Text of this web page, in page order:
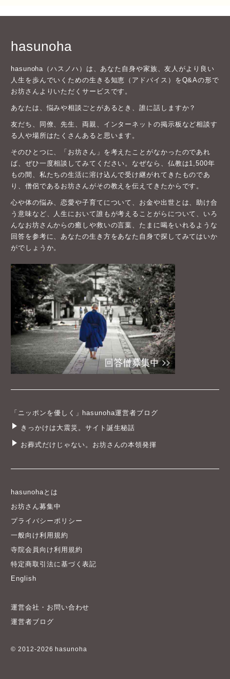
hasunoha
hasunoha（ハスノハ）は、あなた自身や家族、友人がより良い
人生を歩んでいくための生きる知恵（アドバイス）をQ&Aの形で
お坊さんよりいただくサービスです。
あなたは、悩みや相談ごとがあるとき、誰に話しますか？
友だち、同僚、先生、両親、インターネットの掲示板など相談す
る人や場所はたくさんあると思います。
そのひとつに、「お坊さん」を考えたことがなかったのであれ
ば、ぜひ一度相談してみてください。なぜなら、仏教は1,500年
もの間、私たちの生活に溶け込んで受け継がれてきたものであ
り、僧侶であるお坊さんがその教えを伝えてきたからです。
心や体の悩み、恋愛や子育てについて、お金や出世とは、助け合
う意味など、人生において誰もが考えることがらについて、いろ
んなお坊さんからの癒しや救いの言葉、たまに喝をいれるような
回答を参考に、あなたの生き方をあなた自身で探してみてはいか
がでしょうか。
「ニッポンを優しく」hasunoha運営者ブログ
きっかけは大震災。サイト誕生秘話
お葬式だけじゃない。お坊さんの本領発揮
hasunohaとは
お坊さん募集中
プライバシーポリシー
一般向け利用規約
寺院会員向け利用規約
特定商取引法に基づく表記
English
運営会社・お問い合わせ
運営者ブログ
© 2012-2026 hasunoha